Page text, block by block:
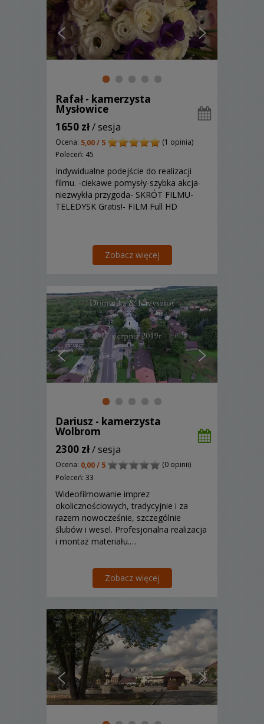
Rafał - kamerzysta
Mysłowice
1650 zł/ sesja
Ocena: 5,00 / 5
(1 opinia)
Poleceń: 45
Indywidualne podejście do realizacji
filmu. -ciekawe pomysły-szybka akcja-
niezwykła przygoda- SKRÓT FILMU-
TELEDYSK Gratis!- FILM Full HD
Zobacz więcej
Dariusz - kamerzysta
Wolbrom
2300 zł/ sesja
Ocena: 0,00 / 5
(0 opinii)
Poleceń: 33
Wideofilmowanie imprez
okolicznościowych, tradycyjnie i za
razem nowocześnie, szczególnie
ślubów i wesel. Profesjonalna realizacja
i montaż materiału.…
Zobacz więcej